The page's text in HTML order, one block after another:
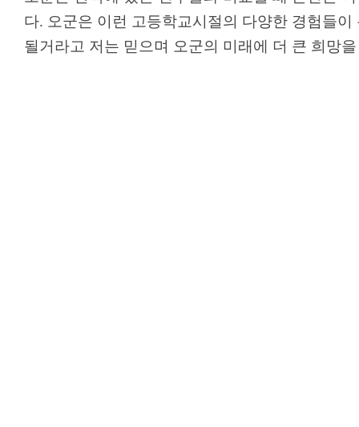
다. 오군은 이런 고등학교시절의 다양한 경험들
될거라고 저는 믿으며 오군의 미래에 더 큰 희망